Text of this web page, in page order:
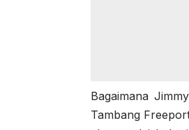
Bagaimana
Tambang